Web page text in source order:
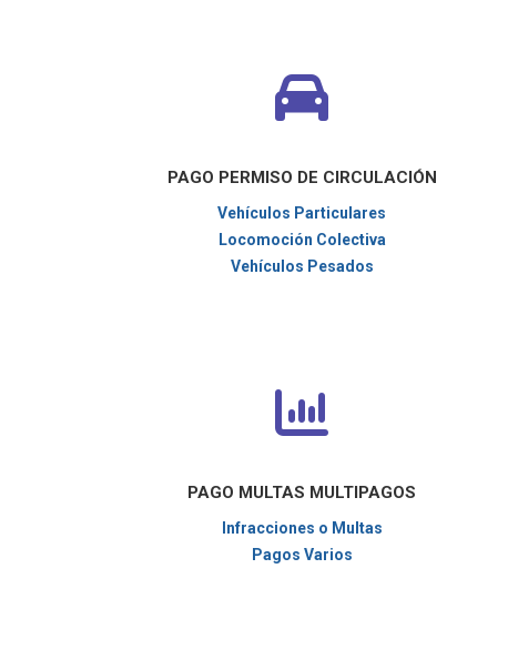
PAGO PERMISO DE CIRCULACIÓN
Vehículos Particulares
Locomoción Colectiva
Vehículos Pesados
PAGO MULTAS MULTIPAGOS
Infracciones o Multas
Pagos Varios